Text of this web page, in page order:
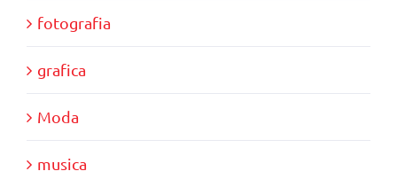
fotografia
grafica
Moda
musica